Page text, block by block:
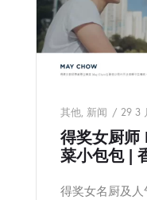
其他, 新闻 29 3
得奖女厨师
菜小包包 |
得奖女名厨及